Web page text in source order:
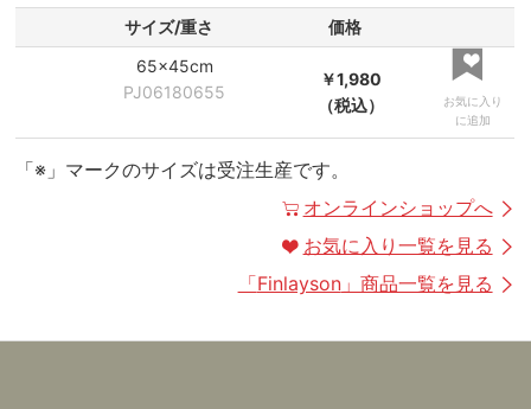
サイズ/重さ
価格
65×45cm
PJ06180655
￥1,980
（税込）
お気に入り
に追加
「※」マークのサイズは受注生産です。
オンラインショップへ
お気に入り一覧を見る
「Finlayson」商品一覧を見る